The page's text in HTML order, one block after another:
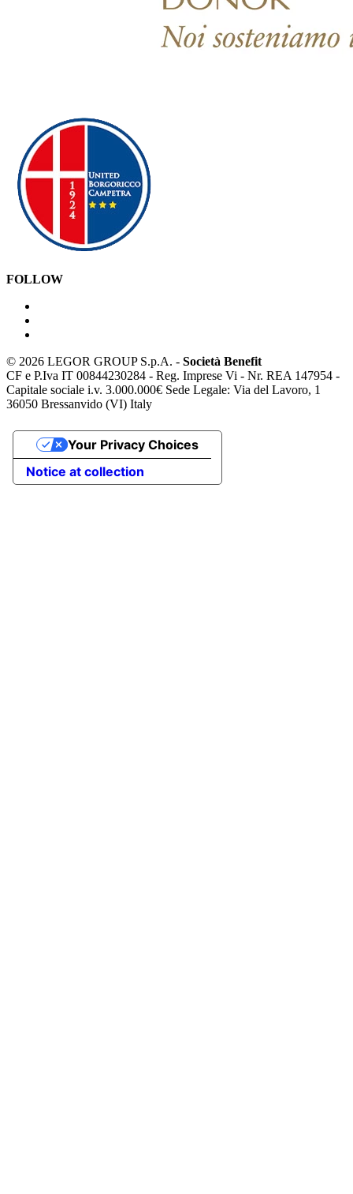
FOLLOW
© 2026 LEGOR GROUP S.p.A. - Società Benefit
CF e P.Iva IT 00844230284 - Reg. Imprese Vi - Nr. REA 147954 -
Capitale sociale i.v. 3.000.000€ Sede Legale: Via del Lavoro, 1
36050 Bressanvido (VI) Italy
Notice at collection
Your Privacy Choices